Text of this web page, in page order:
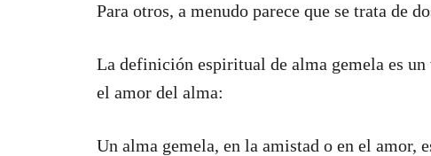
Para otros, a menudo parece que se trata de
La definición espiritual de alma gemela es
el amor del alma:
Un alma gemela, en la amistad o en el amor,